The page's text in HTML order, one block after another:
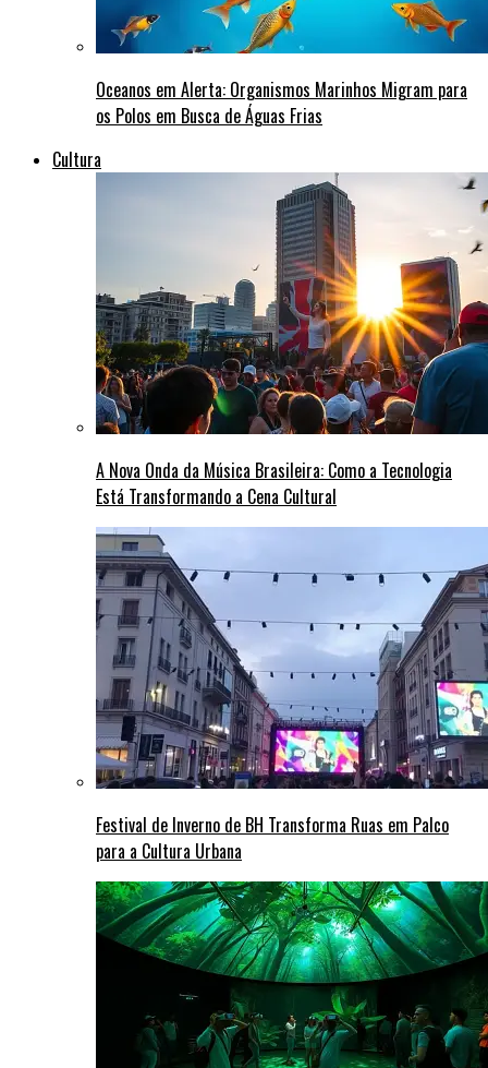
Oceanos em Alerta: Organismos Marinhos Migram para
os Polos em Busca de Águas Frias
Cultura
A Nova Onda da Música Brasileira: Como a Tecnologia
Está Transformando a Cena Cultural
Festival de Inverno de BH Transforma Ruas em Palco
para a Cultura Urbana